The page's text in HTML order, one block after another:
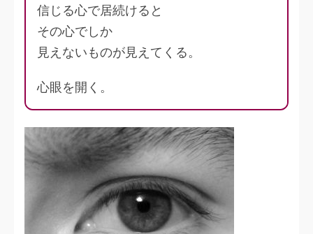
信じる心で居続けると
その心でしか
見えないものが見えてくる。
心眼を開く。